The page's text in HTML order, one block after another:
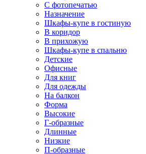
С фотопечатью
Назначение
Шкафы-купе в гостиную
В коридор
В прихожую
Шкафы-купе в спальню
Детские
Офисные
Для книг
Для одежды
На балкон
Форма
Высокие
Г-образные
Длинные
Низкие
П-образные